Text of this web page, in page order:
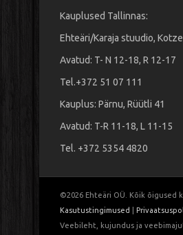
Kauplused Tallinnas:
Ehteäri/Karaja stuudio,
Avatud: T- N 12-18, R 12-17
Tel.+372 51 07 111
Kauplus: Pärnu, Rüütli 41
Avatud: T-R 11-18, L 11-15
Tel. +372 5354 4820
©2026 Ehteäri OÜ. Kõik õigused
Kasutustingimused
Veebileht, kujundus ja